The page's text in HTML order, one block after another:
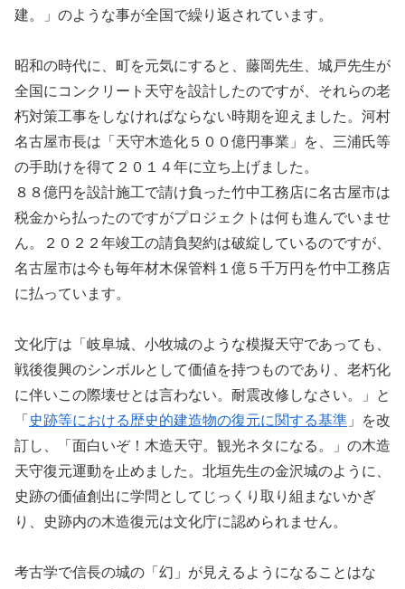
建。」のような事が全国で繰り返されています。
昭和の時代に、町を元気にすると、藤岡先生、城戸先生が
全国にコンクリート天守を設計したのですが、それらの老
朽対策工事をしなければならない時期を迎えました。河村
名古屋市長は「天守木造化５００億円事業」を、三浦氏等
の手助けを得て２０１４年に立ち上げました。
８８億円を設計施工で請け負った竹中工務店に名古屋市は
税金から払ったのですがプロジェクトは何も進んでいませ
ん。２０２２年竣工の請負契約は破綻しているのですが、
名古屋市は今も毎年材木保管料１億５千万円を竹中工務店
に払っています。
文化庁は「岐阜城、小牧城のような模擬天守であっても、
戦後復興のシンボルとして価値を持つものであり、老朽化
に伴いこの際壊せとは言わない。耐震改修しなさい。」と
「 史跡等における歴史的建造物の復元に関する基準 」を改
訂し、「面白いぞ！木造天守。観光ネタになる。」の木造
天守復元運動を止めました。北垣先生の金沢城のように、
史跡の価値創出に学問としてじっくり取り組まないかぎ
り、史跡内の木造復元は文化庁に認められません。
考古学で信長の城の「幻」が見えるようになることはな